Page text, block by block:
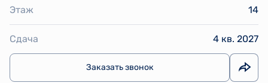
Этаж 14
Сдача 4 кв. 2027
Заказать звонок